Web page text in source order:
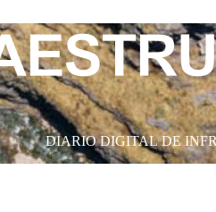
DIARIO DIGITAL DE